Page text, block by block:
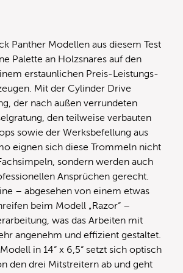
Panther Modellen aus diesem Test
Palette an Holzsnares auf den
erstaunlichen Preis-Leistungs-
Mit der Cylinder Drive
der nach außen verrundeten
den teilweise verbauten
sowie der Werksbefellung aus
eignen sich diese Trommeln nicht
sondern werden auch
Ansprüchen gerecht.
– abgesehen von einem etwas
beim Modell „Razor“ –
was das Arbeiten mit
angenehm und effizient gestaltet.
in 14“ x 6,5“ setzt sich optisch
den drei Mitstreitern ab und geht